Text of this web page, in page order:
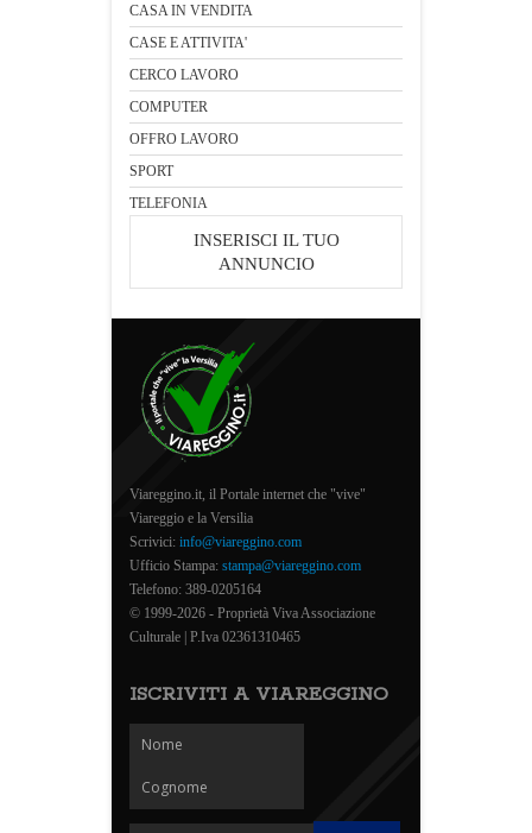
CASA IN VENDITA
CASE E ATTIVITA'
CERCO LAVORO
COMPUTER
OFFRO LAVORO
SPORT
TELEFONIA
INSERISCI IL TUO
ANNUNCIO
Viareggino.it, il Portale internet che "vive"
Viareggio e la Versilia
Scrivici: info@viareggino.com
Ufficio Stampa: stampa@viareggino.com
Telefono: 389-0205164
© 1999-2026 - Proprietà Viva Associazione
Culturale | P.Iva 02361310465
ISCRIVITI A VIAREGGINO